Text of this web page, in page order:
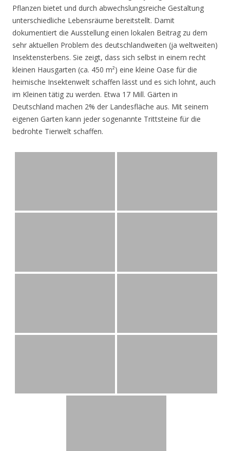
Pflanzen bietet und durch abwechslungsreiche Gestaltung
unterschiedliche Lebensräume bereitstellt. Damit
dokumentiert die Ausstellung einen lokalen Beitrag zu dem
sehr aktuellen Problem des deutschlandweiten (ja weltweiten)
Insektensterbens. Sie zeigt, dass sich selbst in einem recht
kleinen Hausgarten (ca. 450 m²) eine kleine Oase für die
heimische Insektenwelt schaffen lässt und es sich lohnt, auch
im Kleinen tätig zu werden. Etwa 17 Mill. Gärten in
Deutschland machen 2% der Landesfläche aus. Mit seinem
eigenen Garten kann jeder sogenannte Trittsteine für die
bedrohte Tierwelt schaffen.